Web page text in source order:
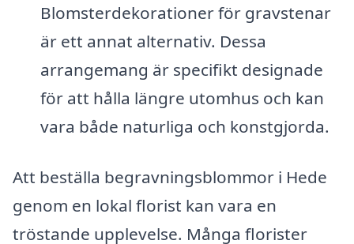
Blomsterdekorationer för gravstenar
är ett annat alternativ. Dessa
arrangemang är specifikt designade
för att hålla längre utomhus och kan
vara både naturliga och konstgjorda.
Att beställa begravningsblommor i Hede
genom en lokal florist kan vara en
tröstande upplevelse. Många florister